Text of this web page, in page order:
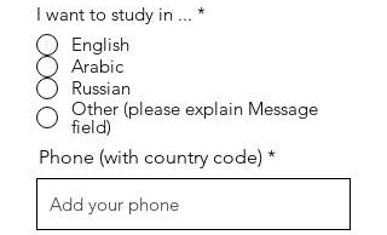
I want to study in ... *
English
Arabic
Russian
Other (please explain Message
field)
Phone (with country code)